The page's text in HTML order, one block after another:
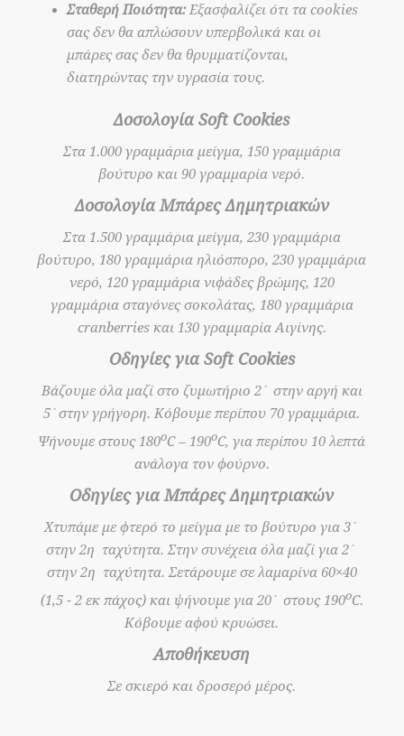
Σταθερή Ποιότητα:Εξασφαλίζει ότι τα cookies
σας δεν θα απλώσουν υπερβολικά και οι
μπάρες σας δεν θα θρυμματίζονται,
διατηρώντας την υγρασία τους.
Δοσολογία Soft Cookies
Στα 1.000 γραμμάρια μείγμα, 150 γραμμάρια
βούτυρο και 90 γραμμαρία νερό.
Δοσολογία Μπάρες Δημητριακών
Στα 1.500 γραμμάρια μείγμα, 230 γραμμάρια
βούτυρο, 180 γραμμάρια ηλιόσπορο, 230 γραμμάρια
νερό, 120 γραμμάρια νιφάδες βρώμης, 120
γραμμάρια σταγόνες σοκολάτας, 180 γραμμάρια
cranberries και 130 γραμμαρία Αιγίνης.
Οδηγίες για Soft Cookies
Βάζουμε όλα μαζί στο ζυμωτήριο 2΄ στην αργή και
5΄στην γρήγορη. Κόβουμε περίπου 70 γραμμάρια.
Ψήνουμε στους 180οC – 190οC, για περίπου 10 λεπτά
ανάλογα τον φούρνο.
Οδηγίες για Μπάρες Δημητριακών
Χτυπάμε με φτερό το μείγμα με το βούτυρο για 3΄
στην 2η ταχύτητα. Στην συνέχεια όλα μαζί για 2΄
στην 2η ταχύτητα. Σετάρουμε σε λαμαρίνα 60×40
(1,5 - 2 εκ πάχος) και ψήνουμε για 20΄ στους 190οC.
Κόβουμε αφού κρυώσει.
Αποθήκευση
Σε σκιερό και δροσερό μέρος.